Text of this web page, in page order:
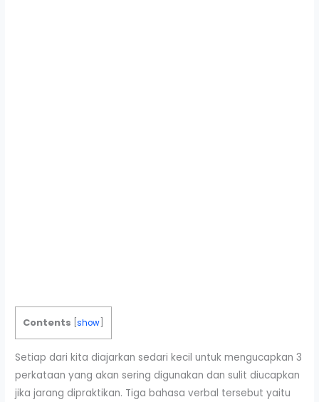
Contents [show
Setiap dari kita diajarkan sedari kecil untuk mengucapkan 3
perkataan yang akan sering digunakan dan sulit diucapkan
jika jarang dipraktikan. Tiga bahasa verbal tersebut yaitu